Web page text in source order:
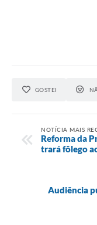
GOSTEI
NOTÍCIA MAIS
Reforma da
trará fôlego
Audiência